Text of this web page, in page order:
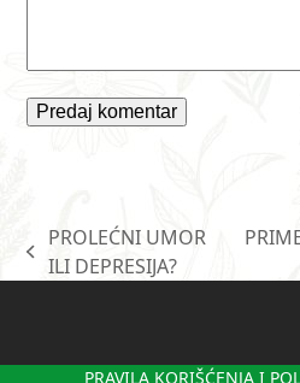
previous
PROLEĆNI UMOR
ILI DEPRESIJA?
PRAVILA KORIŠĆENJA I